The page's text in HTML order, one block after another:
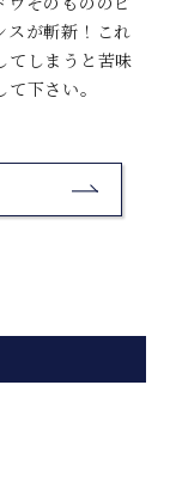
スが斬新！これ
てしまうと苦味
下さい。